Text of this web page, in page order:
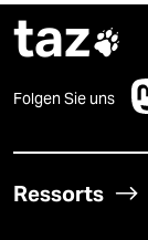
taz
Folgen Sie uns
Ressorts